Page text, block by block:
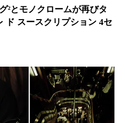
²とモノクロームが再びタ
ド スースクリプション 4セ